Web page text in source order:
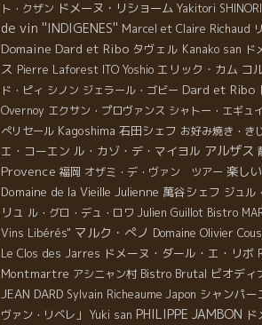
ト・クザン ドメーヌ・リショーム Yakitori SHINORI
de vin ''INDIGENES'' Marcel et Claire Richaud
Domaine Dard et Ribo タヴェル Kanako san ド
ス Pierre Laforest ITO Yoshio エリック・カム コ
ド・ピィ シノン ジェラール・ゴビー Dard et Ribo
Overnoy エクサン・プロヴァンス シャトー・エギュ
ぺリセール Kagoshima 石田シェフ お好み焼き・き
エ・コーエン ル・カゾ・デ・マイヨル アルザス
Provence 福岡 オザミ・デ・ヴァン ツアー 楽しい
Domaine de la Vieille Julienne 萬谷シェフ ジュル
リュ ル・グロ・デュ・ロワ Julien Guillot Bistro
Vins Libérés" マルク・ぺノ Domaine Olivier
Le Clos des Jarres ドメーヌ・ダール・エ・リボ
Montmartre アシニャン村 Bistro Brutal ビオディ
JEAN DARD Sylvain Richeaume Japon シャンパー
ヴァン・リベレ」 Yuki san PHILIPPE JAMBON